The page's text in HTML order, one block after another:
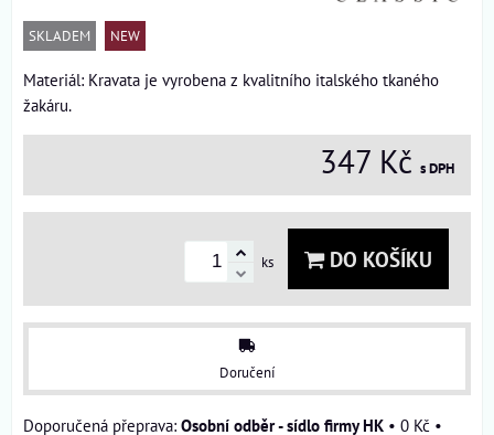
SKLADEM NEW
Materiál: Kravata je vyrobena z kvalitního italského tkaného
žakáru.
347 Kč s DPH
ks DO KOŠÍKU
Doručení
Osobní odběr - sídlo firmy HK • 0 Kč •